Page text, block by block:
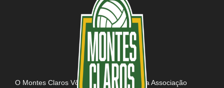
O Montes Claros Vôlei, em parceria com a Associação